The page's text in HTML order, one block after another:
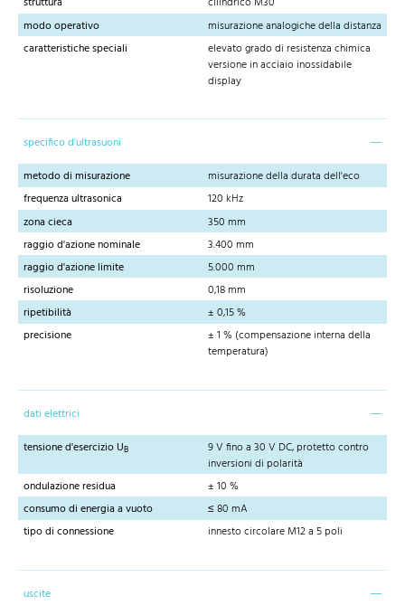
modo operativo
misurazione analogiche della distanza
caratteristiche speciali
elevato grado di resistenza chimica
versione in acciaio inossidabile
display
specifico d'ultrasuoni
metodo di misurazione
misurazione della durata dell'eco
frequenza ultrasonica
120 kHz
zona cieca
350 mm
raggio d'azione nominale
3.400 mm
raggio d'azione limite
5.000 mm
risoluzione
0,18 mm
ripetibilità
± 0,15 %
precisione
± 1 % (compensazione interna della
temperatura)
dati elettrici
tensione d'esercizio UB
9 V fino a 30 V DC, protetto contro
inversioni di polarità
ondulazione residua
± 10 %
consumo di energia a vuoto
≤ 80 mA
tipo di connessione
innesto circolare M12 a 5 poli
uscite